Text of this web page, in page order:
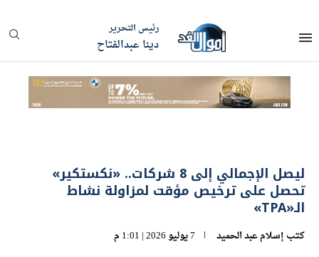
رئيس التحرير
دينا عبدالفتاح
ليصل الإجمالي إلى 8 شركات.. «نكستكير»
تحصل على ترخيص مؤقت لمزاولة نشاط
الـ«TPA»
كتب إسلام عبد الحميد 7 يوليو 2026 | 1:01 م